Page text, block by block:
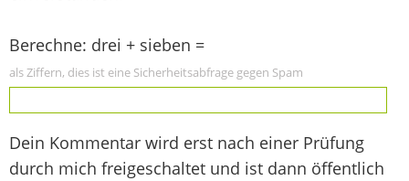
Berechne: drei + sieben =
als Ziffern, dies ist eine Sicherheitsabfrage gegen Spam
Dein Kommentar wird erst nach einer Prüfung
durch mich freigeschaltet und ist dann öffentlich